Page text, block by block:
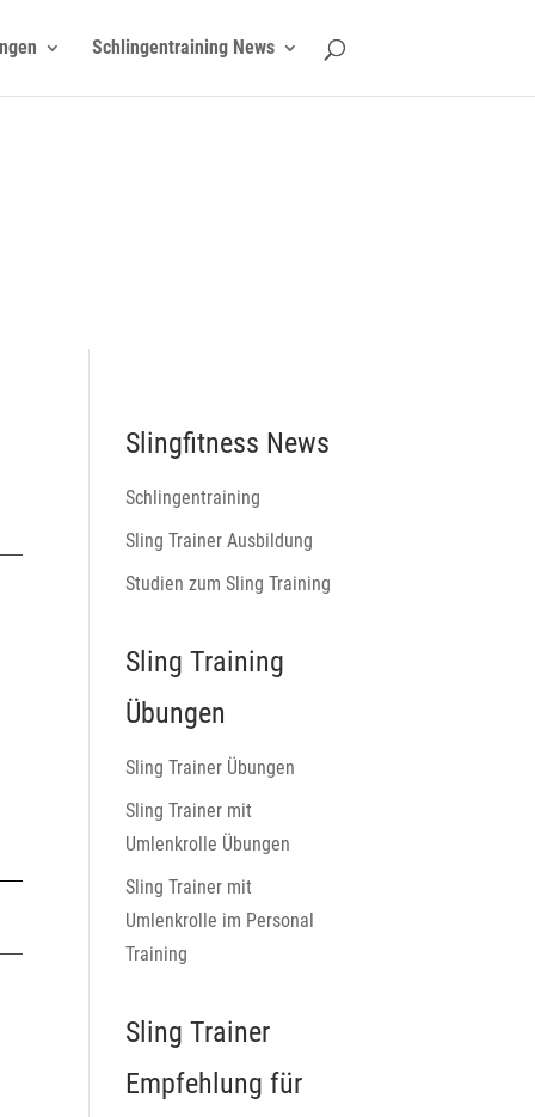
Schlingentraining News
Slingfitness News
Schlingentraining
Sling Trainer Ausbildung
Studien zum Sling Training
Sling Training
Übungen
Sling Trainer Übungen
Sling Trainer mit
Umlenkrolle Übungen
Sling Trainer mit
Umlenkrolle im Personal
Training
Sling Trainer
Empfehlung für